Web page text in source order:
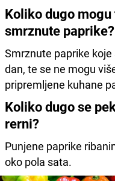
Koliko dugo
smrznute paprike?
Smrznute paprike
dan, te se ne mogu
pripremljene kuhane
Koliko dugo se
rerni?
Punjene paprike
oko pola sata.